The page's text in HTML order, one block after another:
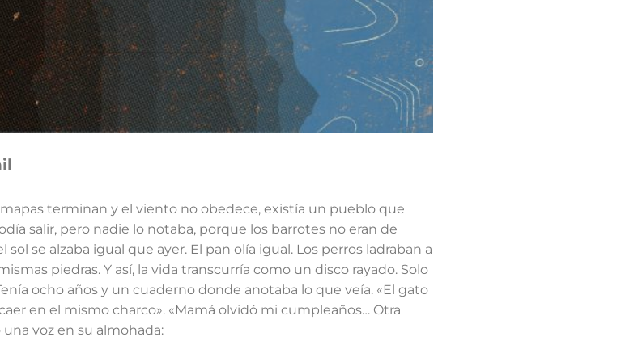
terminan y el viento no obedece, existía un pueblo que
salir, pero nadie lo notaba, porque los barrotes no eran de
sol se alzaba igual que ayer. El pan olía igual. Los perros ladraban a
piedras. Y así, la vida transcurría como un disco rayado. Solo
ocho años y un cuaderno donde anotaba lo que veía. «El gato
en el mismo charco». «Mamá olvidó mi cumpleaños… Otra
una voz en su almohada: